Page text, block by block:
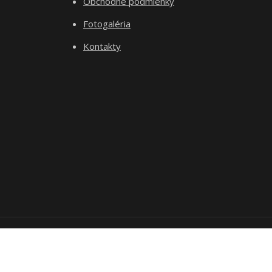
Fotogaléria
Kontakty